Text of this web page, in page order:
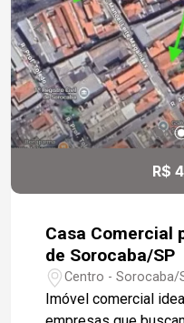
R$
Casa Comercial
de Sorocaba/SP
Centro - Sorocaba/
Imóvel comercial